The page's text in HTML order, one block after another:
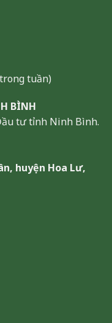
tuần)
BÌNH
tư tỉnh Ninh Bình.
huyện Hoa Lư,